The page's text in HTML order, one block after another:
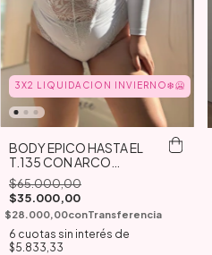
3X2 LIQUIDACION INVIERNO❄️🥶
BODY EPICO HASTA EL
T.135 CON ARCO
MANGAS LARGAS
$65.000,00
$35.000,00
$28.000,00conTransferencia
6 cuotas sin interés de
$5.833,33